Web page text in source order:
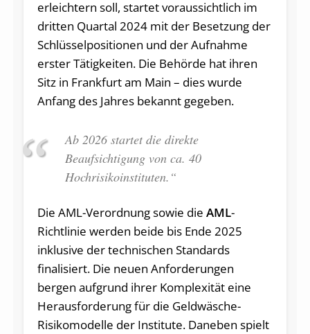
erleichtern soll, startet voraussichtlich im
dritten Quartal 2024 mit der Besetzung der
Schlüsselpositionen und der Aufnahme
erster Tätigkeiten. Die Behörde hat ihren
Sitz in Frankfurt am Main – dies wurde
Anfang des Jahres bekannt gegeben.
Ab 2026 startet die direkte
Beaufsichtigung von ca. 40
Hochrisikoinstituten.“
Die AML-Verordnung sowie die AML-
Richtlinie werden beide bis Ende 2025
inklusive der technischen Standards
finalisiert. Die neuen Anforderungen
bergen aufgrund ihrer Komplexität eine
Herausforderung für die Geldwäsche-
Risikomodelle der Institute. Daneben spielt